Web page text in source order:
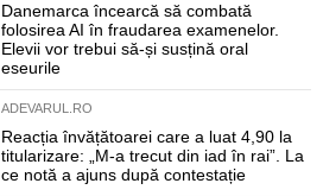
Danemarca încearcă să combată
folosirea AI în fraudarea examenelor.
Elevii vor trebui să-și susțină oral
eseurile
ADEVARUL.RO
Reacția învățătoarei care a luat 4,90 la
titularizare: „M-a trecut din iad în rai”. La
ce notă a ajuns după contestație